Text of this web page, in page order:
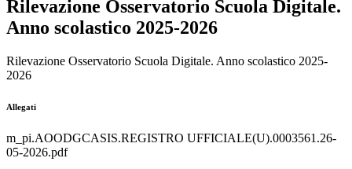
Rilevazione Osservatorio Scuola Digitale.
Anno scolastico 2025-2026
Rilevazione Osservatorio Scuola Digitale. Anno scolastico 2025-
2026
Allegati
m_pi.AOODGCASIS.REGISTRO UFFICIALE(U).0003561.26-
05-2026.pdf